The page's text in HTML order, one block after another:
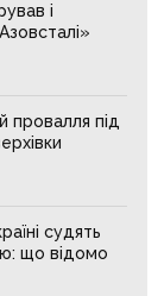
і
провалля під
судять
що відомо